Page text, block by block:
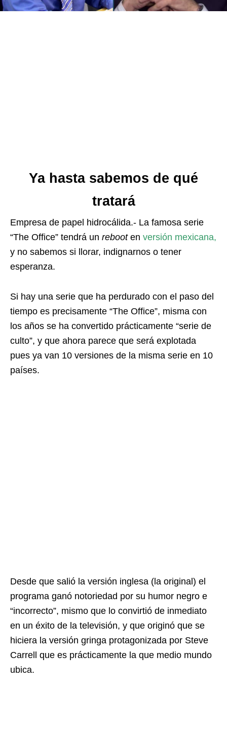
Ya hasta sabemos de qué
tratará
Empresa de papel hidrocálida.- La famosa serie
“The Office” tendrá un rebooten versión mexicana,
y no sabemos si llorar, indignarnos o tener
esperanza.
Si hay una serie que ha perdurado con el paso del
tiempo es precisamente “The Office”, misma con
los años se ha convertido prácticamente “serie de
culto”, y que ahora parece que será explotada
pues ya van 10 versiones de la misma serie en 10
países.
Desde que salió la versión inglesa (la original) el
programa ganó notoriedad por su humor negro e
“incorrecto”, mismo que lo convirtió de inmediato
en un éxito de la televisión, y que originó que se
hiciera la versión gringa protagonizada por Steve
Carrell que es prácticamente la que medio mundo
ubica.